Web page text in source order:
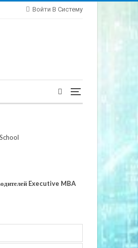
Войти В Систему
Executive MBA